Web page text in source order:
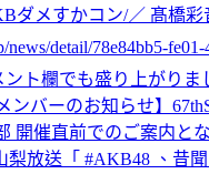
ダメすかコン/／ 髙橋彩
detail/78e84bb5-fe01-
ト欄でも盛り上がり
ンバーのお知らせ】
催直前でのご案内
梨放送「 #AKB48 、昔